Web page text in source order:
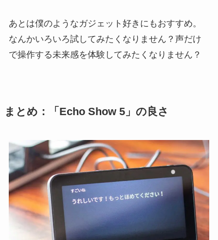
あとは僕のようなガジェット好きにもおすすめ。
なんかいろいろ試してみたくなりません？声だけ
で操作する未来感を体験してみたくなりません？
まとめ：「Echo Show 5」の良さ